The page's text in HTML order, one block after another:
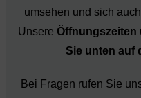
umsehen und sich
Unsere Öffnungszeiten
Sie unten auf
Bei Fragen rufen Sie